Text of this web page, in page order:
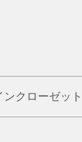
ンクローゼッ